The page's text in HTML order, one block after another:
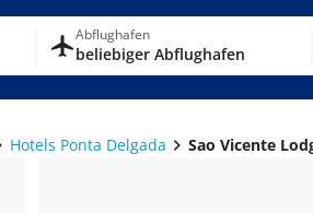
Abflughafen
beliebiger Abflughafen
Hotels Ponta Delgada Sao Vicente